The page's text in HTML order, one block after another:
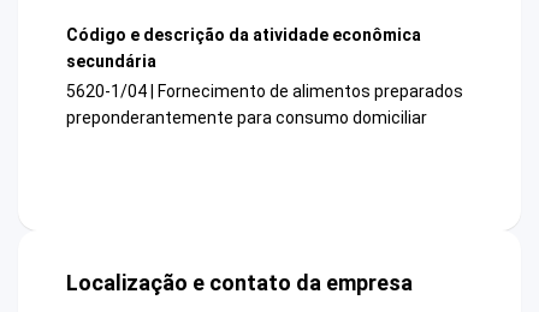
Código e descrição da atividade econômica
secundária
5620-1/04 | Fornecimento de alimentos preparados
preponderantemente para consumo domiciliar
Localização e contato da empresa